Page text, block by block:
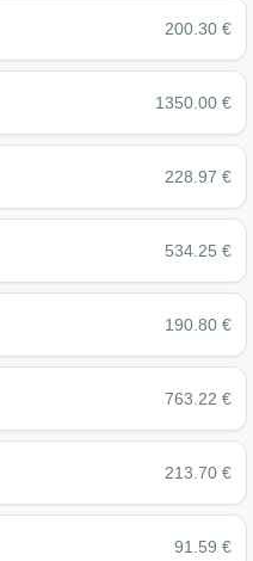
200.30 €
1350.00 €
228.97 €
534.25 €
190.80 €
763.22 €
213.70 €
91.59 €